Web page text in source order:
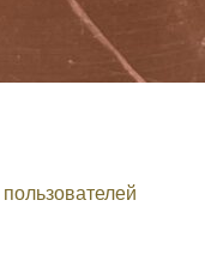
пользователей